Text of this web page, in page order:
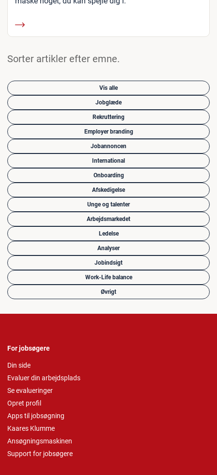
Sorter artikler efter emne.
Vis alle
Jobglæde
Rekruttering
Employer branding
Jobannoncen
International
Onboarding
Afskedigelse
Unge og talenter
Arbejdsmarkedet
Ledelse
Analyser
Jobindsigt
Work-Life balance
Øvrigt
For jobsøgere
Din side
Evaluer din arbejdsplads
Se evalueringer
Opret profil
Apps til jobsøgning
Kaares Klumme
Ansøgningsmaskinen
Support for jobsøgere